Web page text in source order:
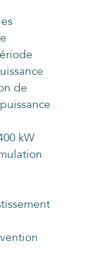
de
kW